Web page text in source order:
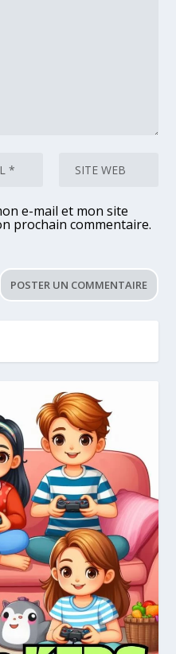
e-mail et mon site
prochain commentaire.